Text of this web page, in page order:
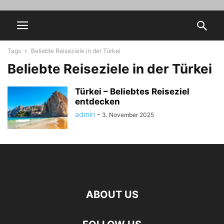
Tags Beliebte Reiseziele in der Türkei
Beliebte Reiseziele in der Türkei
Türkei – Beliebtes Reiseziel
entdecken
admin - 3. November 2025
ABOUT US